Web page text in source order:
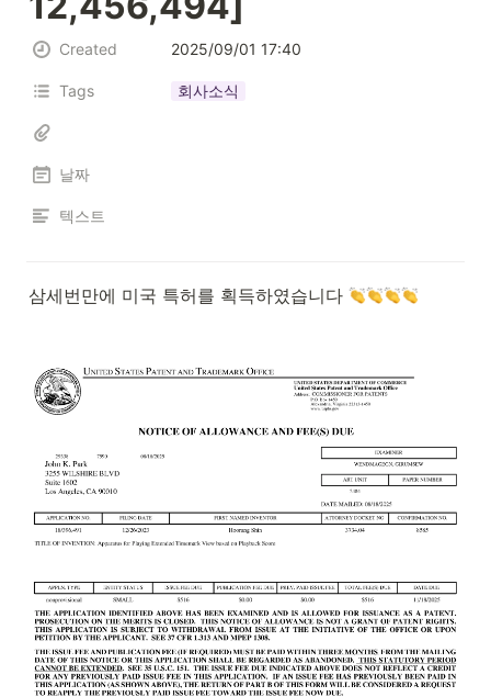
Created 2025/09/01 17:40
Tags 회사소식
날짜
텍스트
삼세번만에 미국 특허를 획득하였습니다